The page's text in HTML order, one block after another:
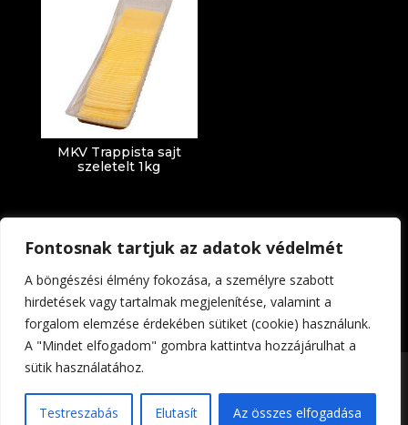
Fontosnak tartjuk az adatok védelmét
A böngészési élmény fokozása, a személyre szabott
hirdetések vagy tartalmak megjelenítése, valamint a
forgalom elemzése érdekében sütiket (cookie) használunk.
A "Mindet elfogadom" gombra kattintva hozzájárulhat a
sütik használatához.
Testreszabás Elutasít Az összes elfogadása
MKV Trappista sajt
szeletelt 1kg
Impresszum Adatkezelési tájékoztató
Foltin-Globe 2023. | All rights reserved | Készítette: